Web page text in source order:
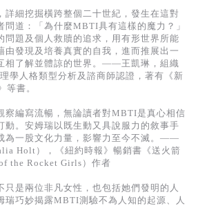
細挖掘橫跨整個二十世紀，發生在這對
道：「為什麼MBTI具有這樣的魔力？」
問題及個人救贖的追求，用有形世界所能
由發現及培養真實的自我，進而推展出一
相了解並體諒的世界。——王凱琳，組織
學人格類型分析及諮商師認證，著有《新
等書。
編寫流暢，無論讀者對MBTI是真心相信
動。安姆瑞以既生動又具說服力的敘事手
為一股文化力量，影響力至今不滅。——
Holt），《紐約時報》暢銷書《送火箭
the Rocket Girls）作者
是兩位非凡女性，也包括她們發明的人
瑞巧妙揭露MBTI測驗不為人知的起源、人